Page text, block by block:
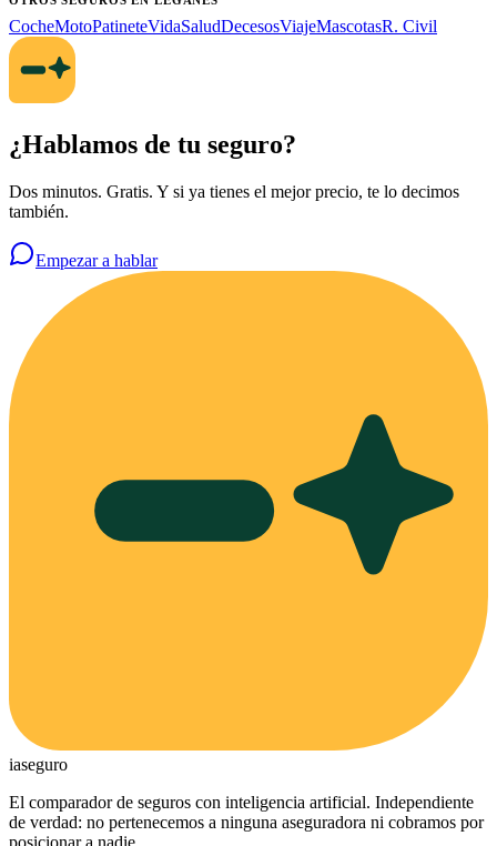
CocheMotoPatineteVidaSaludDecesosViajeMascotasR. Civil
¿Hablamos de tu seguro?
Dos minutos. Gratis. Y si ya tienes el mejor precio, te lo decimos
también.
Empezar a hablar
iaseguro
El comparador de seguros con inteligencia artificial. Independiente
de verdad: no pertenecemos a ninguna aseguradora ni cobramos por
posicionar a nadie.